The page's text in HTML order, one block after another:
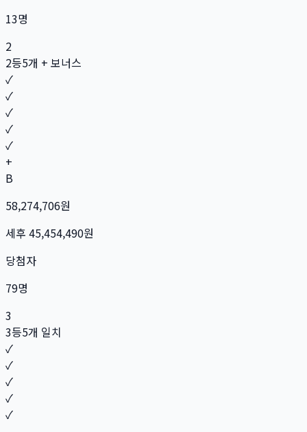
13명
2
2등5개 + 보너스
✓
✓
✓
✓
✓
+
B
58,274,706원
세후 45,454,490원
당첨자
79명
3
3등5개 일치
✓
✓
✓
✓
✓